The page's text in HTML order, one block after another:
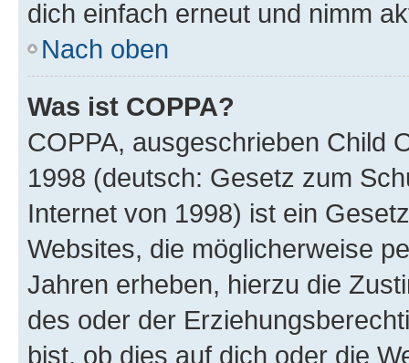
dich einfach erneut und nimm
Nach oben
Was ist COPPA?
COPPA, ausgeschrieben Child
1998 (deutsch: Gesetz zum
Internet von 1998) ist ein
Websites, die möglicherweise
Jahren erheben, hierzu die
des oder der
bist, ob dies auf dich oder die